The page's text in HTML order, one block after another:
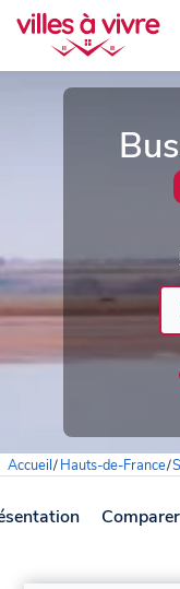
Accueil/Hauts-de-France/
Comparer